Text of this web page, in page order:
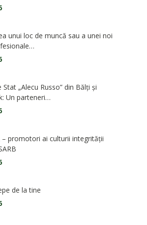
unui loc de muncă sau a unei noi
„Alecu Russo” din Bălți și
Un parteneri…
– promotori ai culturii integrității
de la tine